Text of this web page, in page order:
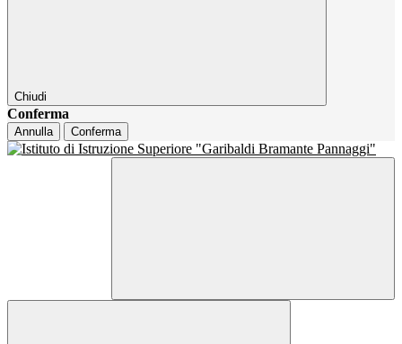
Chiudi
Conferma
Annulla Conferma